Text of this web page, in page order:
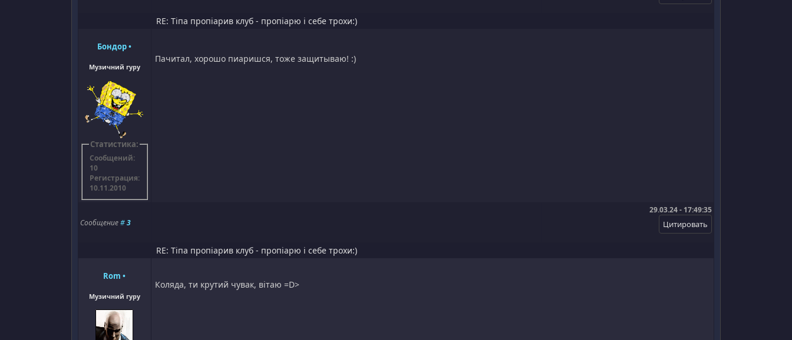
RE: Тіпа пропіарив клуб - пропіарю і себе трохи:)
Бондор•
Музичний гуру
Статистика:
Сообщений:
10
Регистрация:
10.11.2010
Пачитал, хорошо пиаришся, тоже защитываю! :)
Сообщение#3
29.03.24 - 17:49:35
RE: Тіпа пропіарив клуб - пропіарю і себе трохи:)
Rom •
Музичний гуру
Коляда, ти крутий чувак, вітаю =D>